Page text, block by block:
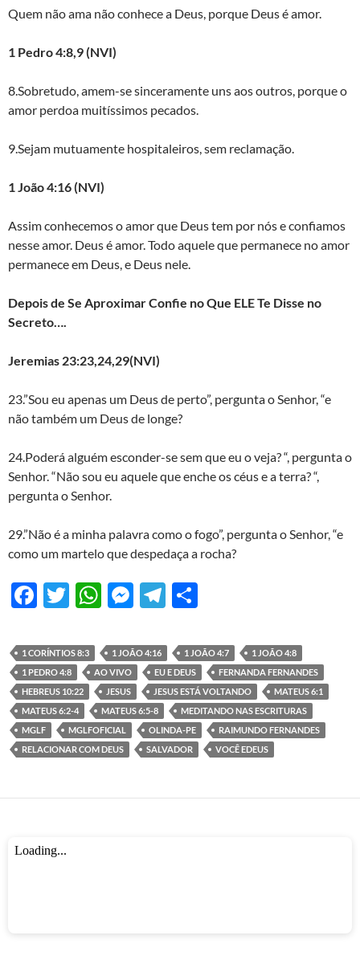
Quem não ama não conhece a Deus, porque Deus é amor.
1 Pedro 4:8,9 (NVI)
8.Sobretudo, amem-se sinceramente uns aos outros, porque o
amor perdoa muitíssimos pecados.
9.Sejam mutuamente hospitaleiros, sem reclamação.
1 João 4:16 (NVI)
Assim conhecemos o amor que Deus tem por nós e confiamos
nesse amor. Deus é amor. Todo aquele que permanece no amor
permanece em Deus, e Deus nele.
Depois de Se Aproximar Confie no Que ELE Te Disse no
Secreto….
Jeremias 23:23,24,29(NVI)
23.”Sou eu apenas um Deus de perto”, pergunta o Senhor, “e
não também um Deus de longe?
24.Poderá alguém esconder-se sem que eu o veja? “, pergunta o
Senhor. “Não sou eu aquele que enche os céus e a terra? “,
pergunta o Senhor.
29.”Não é a minha palavra como o fogo”, pergunta o Senhor, “e
como um martelo que despedaça a rocha?
F
e
b
o
o
k
T
itt
er
W
at
s
A
p
p
M
se
n
g
er
T
e
gr
a
m
ar
e
1 CORÍNTIOS 8:3 1 JOÃO 4:16 1 JOÃO 4:7
1 JOÃO 4:8
1 PEDRO 4:8
AO VIVO EU E DEUS
FERNANDA FERNANDES
HEBREUS 10:22
JESUS JESUS ESTÁ VOLTANDO
MATEUS 6:1
MATEUS 6:2-4
MATEUS 6:5-8
MEDITANDO NAS ESCRITURAS
MGLF
MGLFOFICIAL OLINDA-PE
RAIMUNDO FERNANDES
RELACIONAR COM DEUS
SALVADOR VOCÊ EDEUS